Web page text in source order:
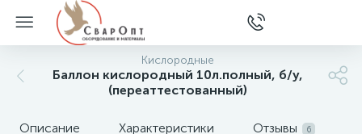
Кислородные
Баллон кислородный 10л.полный, б/у,
(переаттестованный)
Описание Характеристики Отзывы 6